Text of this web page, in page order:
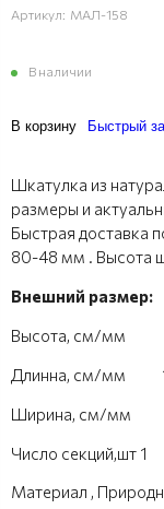
Артикул: МАЛ-158
В наличии
В корзину Быстрый
Шкатулка из
размеры и
Быстрая доставка
80-48 мм . Высота
Внешний размер:
Высота, см/мм
Длинна, см/мм
Ширина, см/мм
Число секций,шт 1
Материал ,